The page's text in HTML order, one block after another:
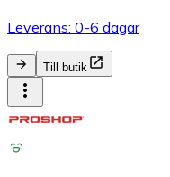
Leverans: 0-6 dagar
Till butik